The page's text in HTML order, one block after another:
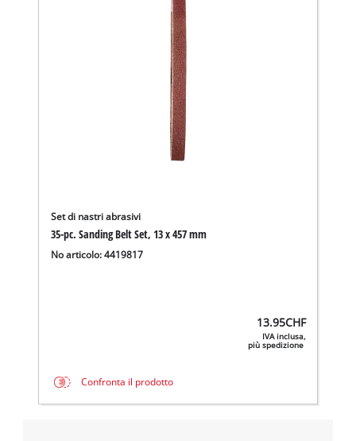
Set di nastri abrasivi
35-pc. Sanding Belt Set, 13 x 457 mm
No articolo: 4419817
13.95CHF
IVA inclusa,
più spedizione
Confronta il prodotto